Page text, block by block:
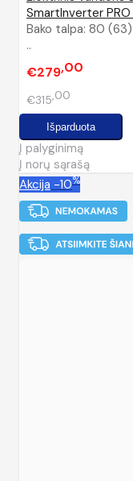
SmartInverter PRO
Bako talpa: 80
..
€279 00
€315 00
Į palyginimą
Į norų sąrašą
Akcija -10%